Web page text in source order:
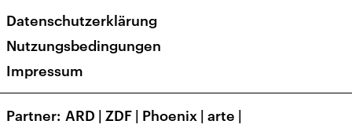
Veranstaltungen
Presse
Karriere
Transparenz
Datenschutzerklärung
Nutzungsbedingungen
Impressum
Partner ARD | ZDF | Phoenix | arte |